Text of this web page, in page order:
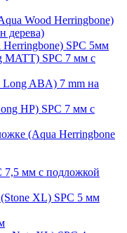
Wood Herringbone)
дерева)
SPC 5мм
MATT) SPC 7 мм с
ABA) 7 mm на
HP) SPC 7 мм с
(Aqua Herringbone
7,5 мм с подложкой
XL) SPC 5 мм